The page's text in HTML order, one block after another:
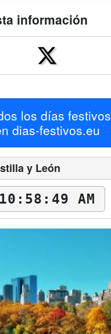
información
los días festivos
dias-festivos.eu
y León
10:58:51 AM